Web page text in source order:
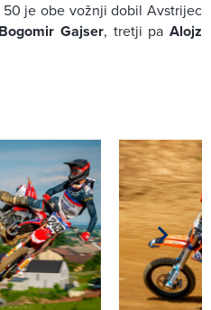
je obe vožnji dobil Avstrijec
Bogomir Gajser, tretji paAlojz